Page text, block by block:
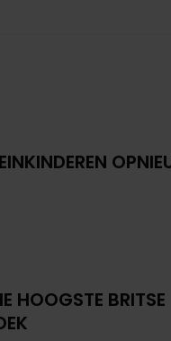
HOOGSTE BRITSE